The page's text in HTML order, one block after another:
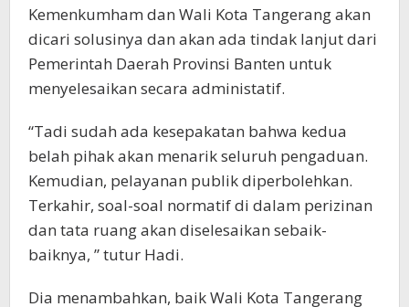
Kemenkumham dan Wali Kota Tangerang akan
dicari solusinya dan akan ada tindak lanjut dari
Pemerintah Daerah Provinsi Banten untuk
menyelesaikan secara administatif.
“Tadi sudah ada kesepakatan bahwa kedua
belah pihak akan menarik seluruh pengaduan.
Kemudian, pelayanan publik diperbolehkan.
Terkahir, soal-soal normatif di dalam perizinan
dan tata ruang akan diselesaikan sebaik-
baiknya, ” tutur Hadi.
Dia menambahkan, baik Wali Kota Tangerang